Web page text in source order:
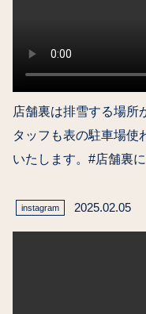
店舗裏は排雪する場
タッフも表の駐車場使
いたします。#店舗裏
instagram 2025.02.05